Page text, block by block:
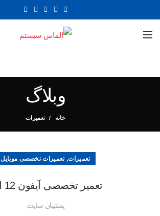
وبلاگ
خانه تعمیرات
تعمیرات,تعمیرات تخصصی موبایل
تعمیر تخصصی آیفون 12 اپل
پشتیبان سایت